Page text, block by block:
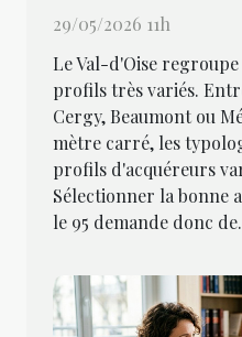
29/05/2026 11h
Le Val-d'Oise
profils très variés.
Cergy, Beaumont ou
mètre carré, les
profils d'acquéreurs
Sélectionner la bonne
le 95 demande donc